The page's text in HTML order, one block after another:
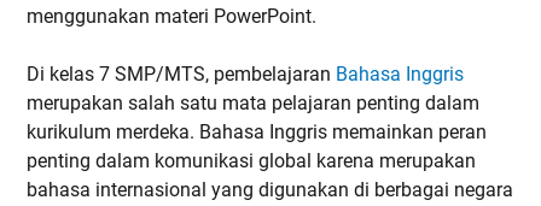
menggunakan materi PowerPoint.
Di kelas 7 SMP/MTS, pembelajaran Bahasa Inggris
merupakan salah satu mata pelajaran penting dalam
kurikulum merdeka. Bahasa Inggris memainkan peran
penting dalam komunikasi global karena merupakan
bahasa internasional yang digunakan di berbagai negara